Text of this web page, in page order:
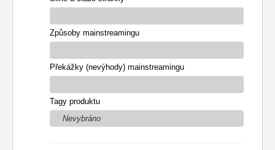
Způsoby mainstreamingu
Překážky (nevýhody) mainstreamingu
Tagy produktu
Nevybráno